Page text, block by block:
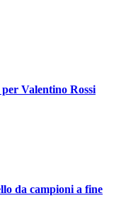
Valentino Rossi
da campioni a fine